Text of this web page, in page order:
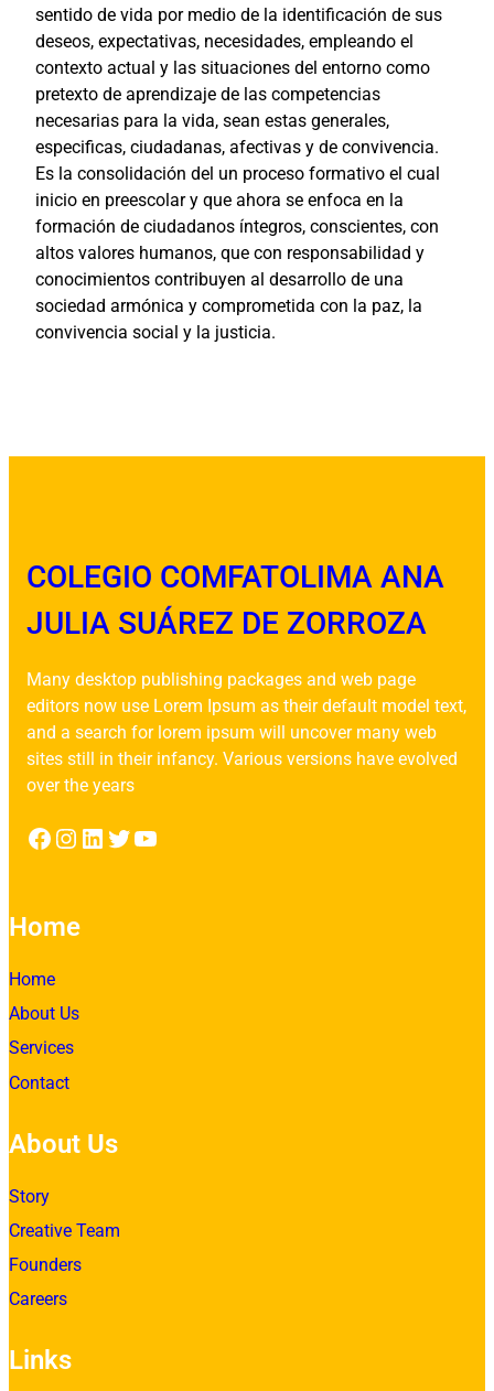
sentido de vida por medio de la identificación de sus
deseos, expectativas, necesidades, empleando el
contexto actual y las situaciones del entorno como
pretexto de aprendizaje de las competencias
necesarias para la vida, sean estas generales,
especificas, ciudadanas, afectivas y de convivencia.
Es la consolidación del un proceso formativo el cual
inicio en preescolar y que ahora se enfoca en la
formación de ciudadanos íntegros, conscientes, con
altos valores humanos, que con responsabilidad y
conocimientos contribuyen al desarrollo de una
sociedad armónica y comprometida con la paz, la
convivencia social y la justicia.
COLEGIO COMFATOLIMA ANA
JULIA SUÁREZ DE ZORROZA
Many desktop publishing packages and web page
editors now use Lorem Ipsum as their default model text,
and a search for lorem ipsum will uncover many web
sites still in their infancy. Various versions have evolved
over the years
Facebook Instagram LinkedIn Twitter YouTube
Home
Home
About Us
Services
Contact
About Us
Story
Creative Team
Founders
Careers
Links